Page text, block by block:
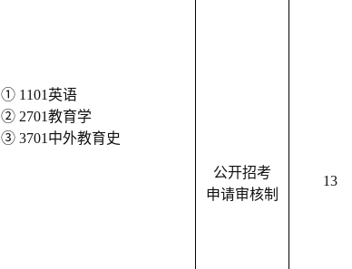
① 1101英语
② 2701教育学
③ 3701中外教育史
公开招考
申请审核制
13